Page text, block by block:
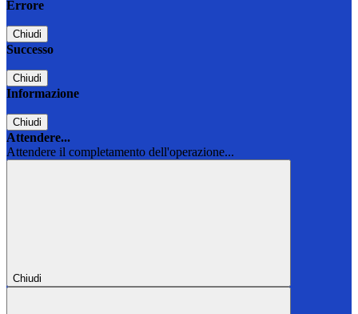
Errore
Chiudi
Successo
Chiudi
Informazione
Chiudi
Attendere...
Attendere il completamento dell'operazione...
Chiudi